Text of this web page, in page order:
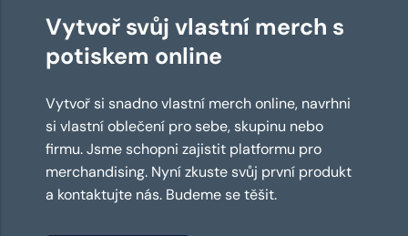
Vytvoř svůj vlastní merch s
potiskem online
Vytvoř si snadno vlastní merch online, navrhni
si vlastní oblečení pro sebe, skupinu nebo
firmu. Jsme schopni zajistit platformu pro
merchandising. Nyní zkuste svůj první produkt
a kontaktujte nás. Budeme se těšit.